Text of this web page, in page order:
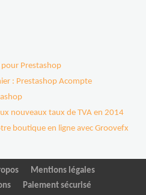
pour Prestashop
: Prestashop Acompte
nouveaux taux de TVA en 2014
boutique en ligne avec Groovefx
Mentions légales
Paiement sécurisé